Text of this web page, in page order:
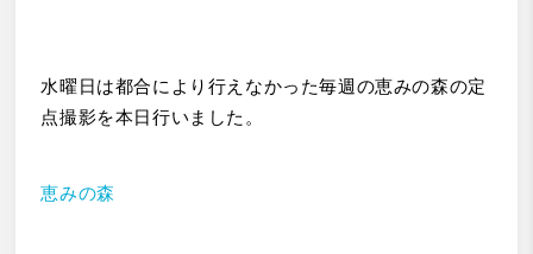
水曜日は都合により行えなかった毎週の恵みの森の定
点撮影を本日行いました。
恵みの森